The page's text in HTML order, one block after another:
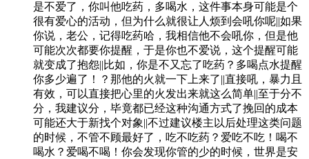
是不爱了，你叫他吃药，多喝水，这件事本身可能是个
很有爱心的活动，但为什么就很让人烦到会吼你呢||如果
你说，老公，记得吃药哈，我相信他不会吼你，但是他
可能次次都要你提醒，于是你也不爱说，这个提醒可能
就变成了抱怨||比如，你是不又忘了吃药？多喝点水提醒
你多少遍了！？那他的火就一下上来了||直接吼，暴力且
有效，可以直接把心里的火发出来就这么简单||至于分不
分，我建议分，毕竟都已经这种沟通方式了挽回的成本
可能还大于新找个对象||不过建议楼主以后处理这类问题
的时候，不管不顾最好了，吃不吃药？爱吃不吃！喝不
喝水？爱喝不喝！你会发现你管的少的时候，世界是安